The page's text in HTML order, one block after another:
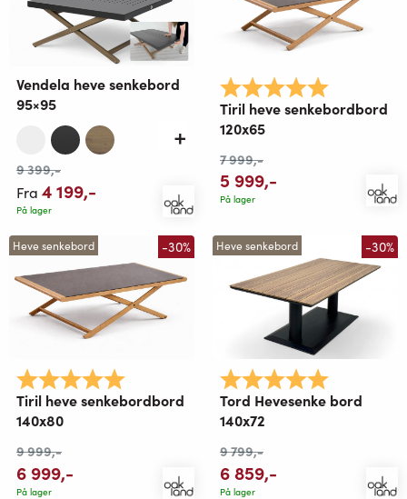
Vendela heve senkebord
95×95
9 399,-
Fra 4 199,-
På lager
Karakter:
Tiril heve senkebordbord
120x65
7 999,-
5 999,-
På lager
Heve senkebord -30%
Karakter: 5.0 av 5 mulige
Tiril heve senkebordbord
140x80
9 999,-
6 999,-
På lager
Heve senkebord -30%
Karakter:
Tord Hevesenke bord
140x72
9 799,-
6 859,-
På lager